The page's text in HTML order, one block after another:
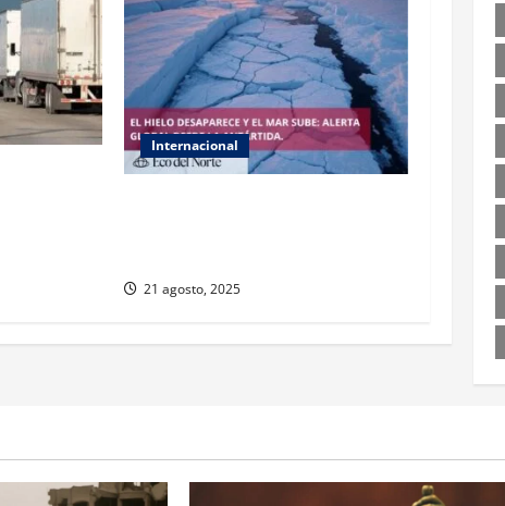
Internacional
21 agosto, 2025